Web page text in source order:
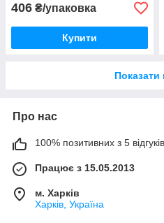
406 ₴/упаковка
Купити
Показати
Про нас
100% позитивних з 5
Працює з 15.05.2013
м. Харків
Харків, Україна